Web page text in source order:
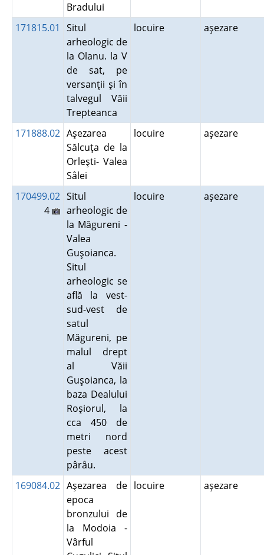
Bradului
171815.01
Situl
arheologic de
la Olanu. la V
de sat, pe
versanţii şi în
talvegul Văii
Trepteanca
locuire aşezare
171888.02 Aşezarea
Sălcuţa de la
Orleşti- Valea
Sâlei
locuire aşezare
170499.02
4
Situl
arheologic de
la Măgureni -
Valea
Guşoianca.
Situl
arheologic se
află la vest-
sud-vest de
satul
Măgureni, pe
malul drept
al Văii
Guşoianca, la
baza Dealului
Roşiorul, la
cca 450 de
metri nord
peste acest
pârâu.
locuire aşezare
169084.02 Aşezarea de
epoca
bronzului de
la Modoia -
Vârful
locuire aşezare